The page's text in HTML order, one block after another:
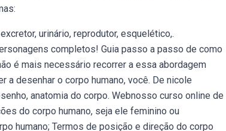
urinário, reprodutor, esquelético,.
completos! Guia passo a passo de como
é mais necessário recorrer a essa abordagem
desenhar o corpo humano, você. De nicole
anatomia do corpo. Webnosso curso online de
do corpo humano, seja ele feminino ou
humano; Termos de posição e direção do corpo